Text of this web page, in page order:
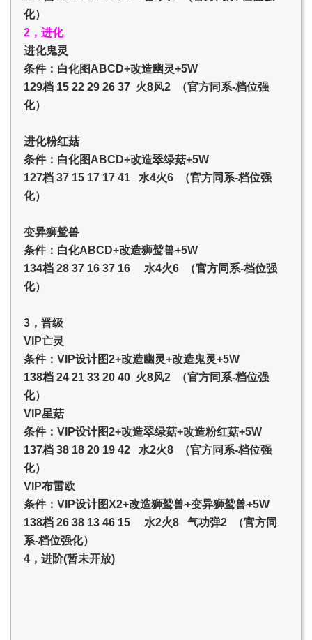
化）
2，进化
进化鬼灵
条件：白化图ABCD+改造幽灵+5W
129档 15 22 29 26 37 火8风2 （官方同系-档位强
化）
进化粉红菇
条件：白化图ABCD+改造翠绿菇+5W
127档 37 15 17 17 41 水4火6 （官方同系-档位强
化）
变异狮鹫兽
条件：白化ABCD+改造狮鹫兽+5W
134档 28 37 16 37 16 水4火6 （官方同系-档位强
化）
3，晋级
VIP亡灵
条件：VIP设计图2+改造幽灵+改造鬼灵+5W
138档 24 21 33 20 40 火8风2 （官方同系-档位强
化）
VIP星菇
条件：VIP设计图2+改造翠绿菇+改造粉红菇+5W
137档 38 18 20 19 42 水2火8 （官方同系-档位强
化）
VIP布雷欧
条件：VIP设计图X2+改造狮鹫兽+变异狮鹫兽+5W
138档 26 38 13 46 15 水2火8 气功弹2 （官方同
系-档位强化）
4，进阶(暂未开放)